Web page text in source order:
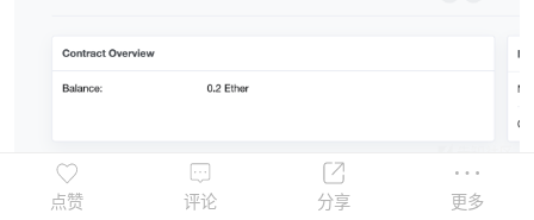
之后便可以做题了。
点赞 评论 分享 更多